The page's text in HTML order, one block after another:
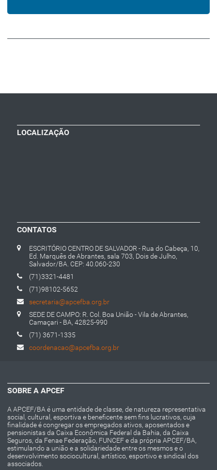
LOCALIZAÇÃO
CONTATOS
ESCRITÓRIO CENTRO DE SALVADOR - Rua do Cabeça, 10,
Ed. Marquês de Abrantes, sala 703, Dois de Julho,
Salvador/BA. CEP: 40.060-230
(71)3321-4481
(71)98102-5652
secretaria@apcefba.org.br
SEDE DE CAMPO: R. Col. Boa União - Vila de Abrantes,
Camaçari - BA, 42825-990
(71) 3671-1335
coordenacao@apcefba.org.br
SOBRE A APCEF
A APCEF/BA é uma entidade de classe, de natureza representativa
social, cultural, esportiva e beneficente sem fins lucrativos, cuja
finalidade é congregar os empregados ativos, aposentados e
pensionistas da Caixa Econômica Federal da Bahia, da Caixa
Seguros, da Fenae Federação, FUNCEF e da própria APCEF/BA,
estimulando a união e a solidariedade entre os mesmos e o
desenvolvimento sociocultural, artístico, esportivo e sindical dos
associados.